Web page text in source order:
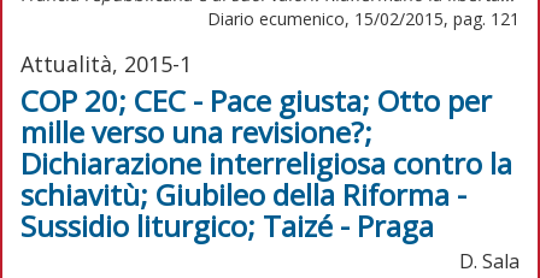
Diario ecumenico, 15/02/2015, pag. 121
Attualità, 2015-1
COP 20; CEC - Pace giusta; Otto per
mille verso una revisione?;
Dichiarazione interreligiosa contro la
schiavitù; Giubileo della Riforma -
Sussidio liturgico; Taizé - Praga
D. Sala